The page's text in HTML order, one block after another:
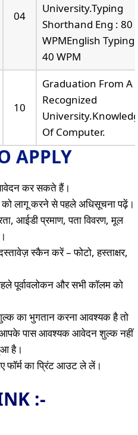
04
University.Typing
Shorthand Eng : 80
WPMEnglish Typing
40 WPM
10
Graduation From A
Recognized
Of Computer.
APPLY
आवेदन कर सकते हैं।
को लागू करने से पहले अधिसूचना पढ़ें।
आईडी प्रमाण, पता विवरण, मूल
स्कैन करें – फोटो, हस्ताक्षर,
पूर्वावलोकन और सभी कॉलम को
का भुगतान करना आवश्यक है तो
आपके पास आवश्यक आवेदन शुल्क नहीं
है।
फॉर्म का प्रिंट आउट ले लें।
:-